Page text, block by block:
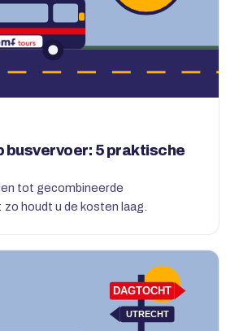
busvervoer: 5 praktische
tot gecombineerde
houdt u de kosten laag.